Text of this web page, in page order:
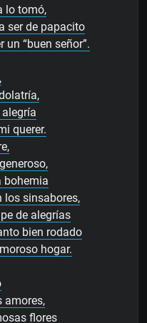
lo tomó,
ser de papacito
un “buen señor”.
querer.
bohemia
los sinsabores,
de alegrías
bien rodado
hogar.
amores,
flores